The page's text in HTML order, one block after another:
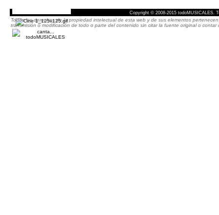
Copyright © 2008-2015 todoMUSICALES.
Todos los derechos de la propiedad intelectual de esta web y de sus elementos
transmisión o modificación de todo o parte del contenido sin citar la fuente original o